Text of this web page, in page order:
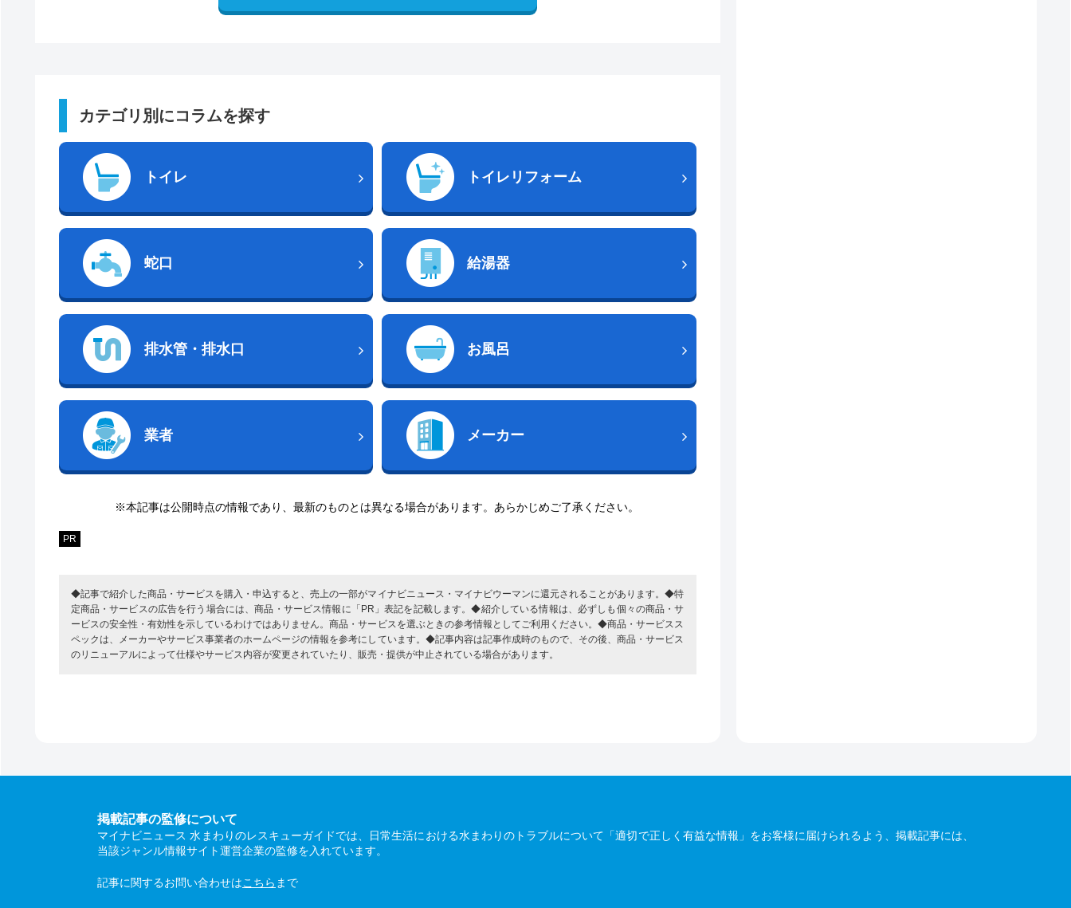
カテゴリ別にコラムを探す
トイレ トイレリフォーム
蛇口 給湯器
排水管・排水口 お風呂
業者 メーカー
※本記事は公開時点の情報であり、最新のものとは異なる場合があります。あらかじめご了承ください。
PR
◆記事で紹介した商品・サービスを購入・申込すると、売上の一部がマイナビニュース・マイナビウーマンに還元されることがあります。◆特
定商品・サービスの広告を行う場合には、商品・サービス情報に「PR」表記を記載します。◆紹介している情報は、必ずしも個々の商品・サ
ービスの安全性・有効性を示しているわけではありません。商品・サービスを選ぶときの参考情報としてご利用ください。◆商品・サービスス
ペックは、メーカーやサービス事業者のホームページの情報を参考にしています。◆記事内容は記事作成時のもので、その後、商品・サービス
のリニューアルによって仕様やサービス内容が変更されていたり、販売・提供が中止されている場合があります。
掲載記事の監修について
マイナビニュース 水まわりのレスキューガイドでは、日常生活における水まわりのトラブルについて「適切で正しく有益な情報」をお客様に届けられるよう、掲載記事には、
当該ジャンル情報サイト運営企業の監修を入れています。
記事に関するお問い合わせはこちら まで